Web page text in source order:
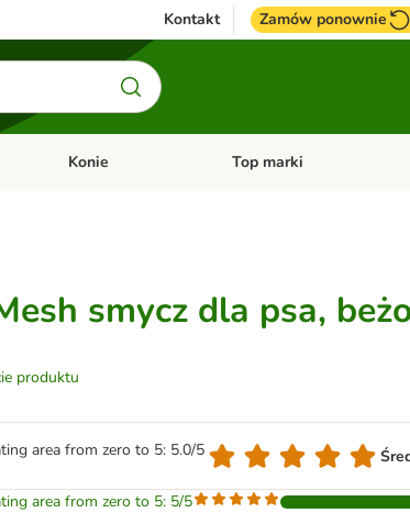
Kontakt Zamów ponownie
Akwarystyka
Otwórz menu kategorii: Ptaki
Konie Otwórz menu kategorii: Konie
Top marki
smycz dla psa,
produktu
area from zero to 5: 5.0/5
area from zero to 5: 5/5